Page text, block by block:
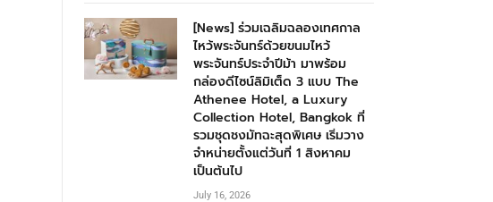
[News] ร่วมเฉลิมฉลองเทศกาล
ไหว้พระจันทร์ด้วยขนมไหว้
พระจันทร์ประจำปีม้า มาพร้อม
กล่องดีไซน์ลิมิเต็ด 3 แบบ The
Athenee Hotel, a Luxury
Collection Hotel, Bangkok ที่
รวมชุดชงมัทฉะสุดพิเศษ เริ่มวาง
จำหน่ายตั้งแต่วันที่ 1 สิงหาคม
เป็นต้นไป
July 16, 2026